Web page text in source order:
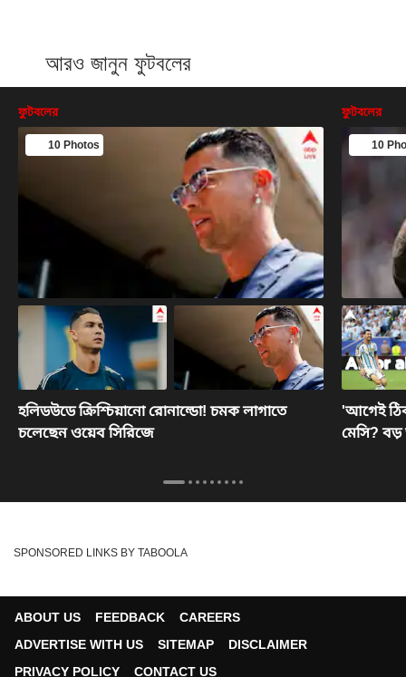
আরও জানুন ফুটবলের
ফুটবলের
10 Photos
হলিডউডে ক্রিশ্চিয়ানো রোনাল্ডো! চমক লাগাতে
চলেছেন ওয়েব সিরিজে
ফুটবলের
10
'আগেই
মেসি? বড়
SPONSORED LINKS BY TABOOLA
ABOUT US FEEDBACK
CAREERS
ADVERTISE WITH US
SITEMAP
DISCLAIMER
PRIVACY POLICY
CONTACT US